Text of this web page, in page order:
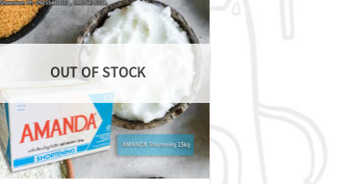
Add to
wishlist
OUT OF STOCK